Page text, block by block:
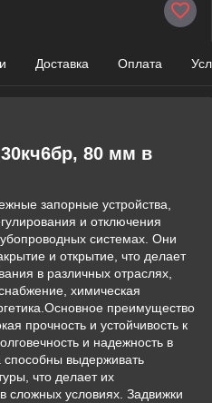
Доставка Оплата
80 мм в
запорные устройства,
и отключения
системах. Они
и открытие, что делает
в различных отраслях,
химическая
преимущество
прочность и устойчивость к
и надежность в
способны выдерживать
что делает их
сложных условиях. Задвижки